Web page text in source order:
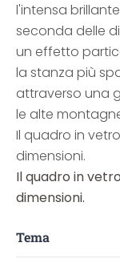
l'intensa
seconda delle
un effetto
la stanza più
attraverso una
le alte
Il quadro in
dimensioni.
Il quadro in
dimensioni.
Tema